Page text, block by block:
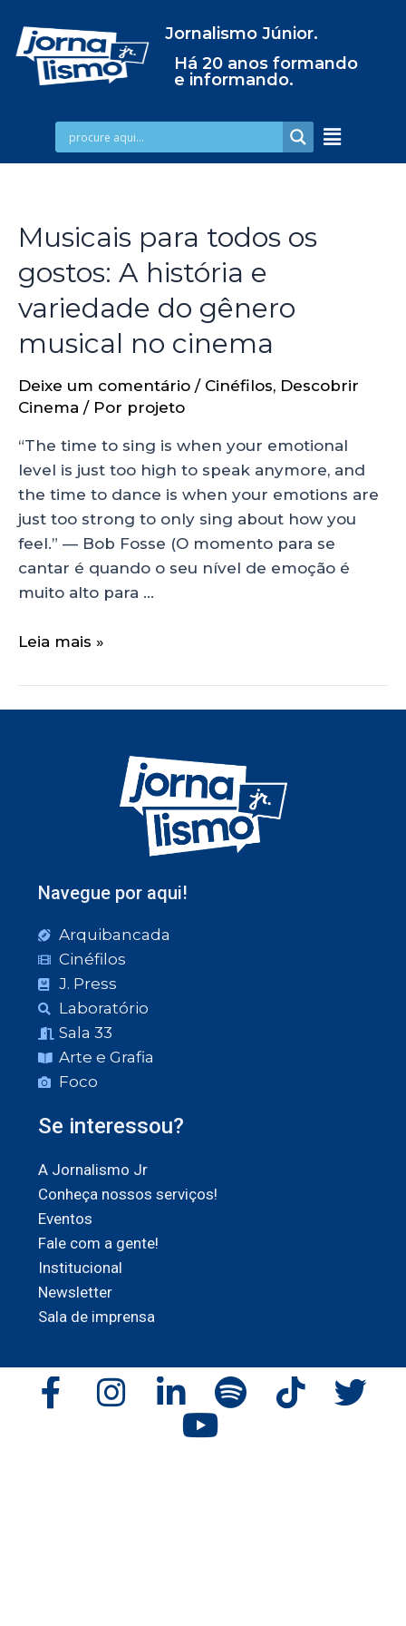
Jornalismo Júnior.
Há 20 anos formando
e informando.
Musicais para todos os
gostos: A história e
variedade do gênero
musical no cinema
Deixe um comentário / Cinéfilos, Descobrir
Cinema / Por projeto
“The time to sing is when your emotional
level is just too high to speak anymore, and
the time to dance is when your emotions are
just too strong to only sing about how you
feel.” — Bob Fosse (O momento para se
cantar é quando o seu nível de emoção é
muito alto para …
Leia mais »
Navegue por aqui!
Arquibancada
Cinéfilos
J. Press
Laboratório
Sala 33
Arte e Grafia
Foco
Se interessou?
A Jornalismo Jr
Conheça nossos serviços!
Eventos
Fale com a gente!
Institucional
Newsletter
Sala de imprensa